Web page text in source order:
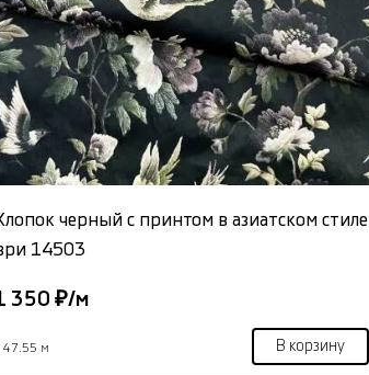
черный с принтом в азиатском стиле
14503
350 ₽/м
47.55 м В корзину